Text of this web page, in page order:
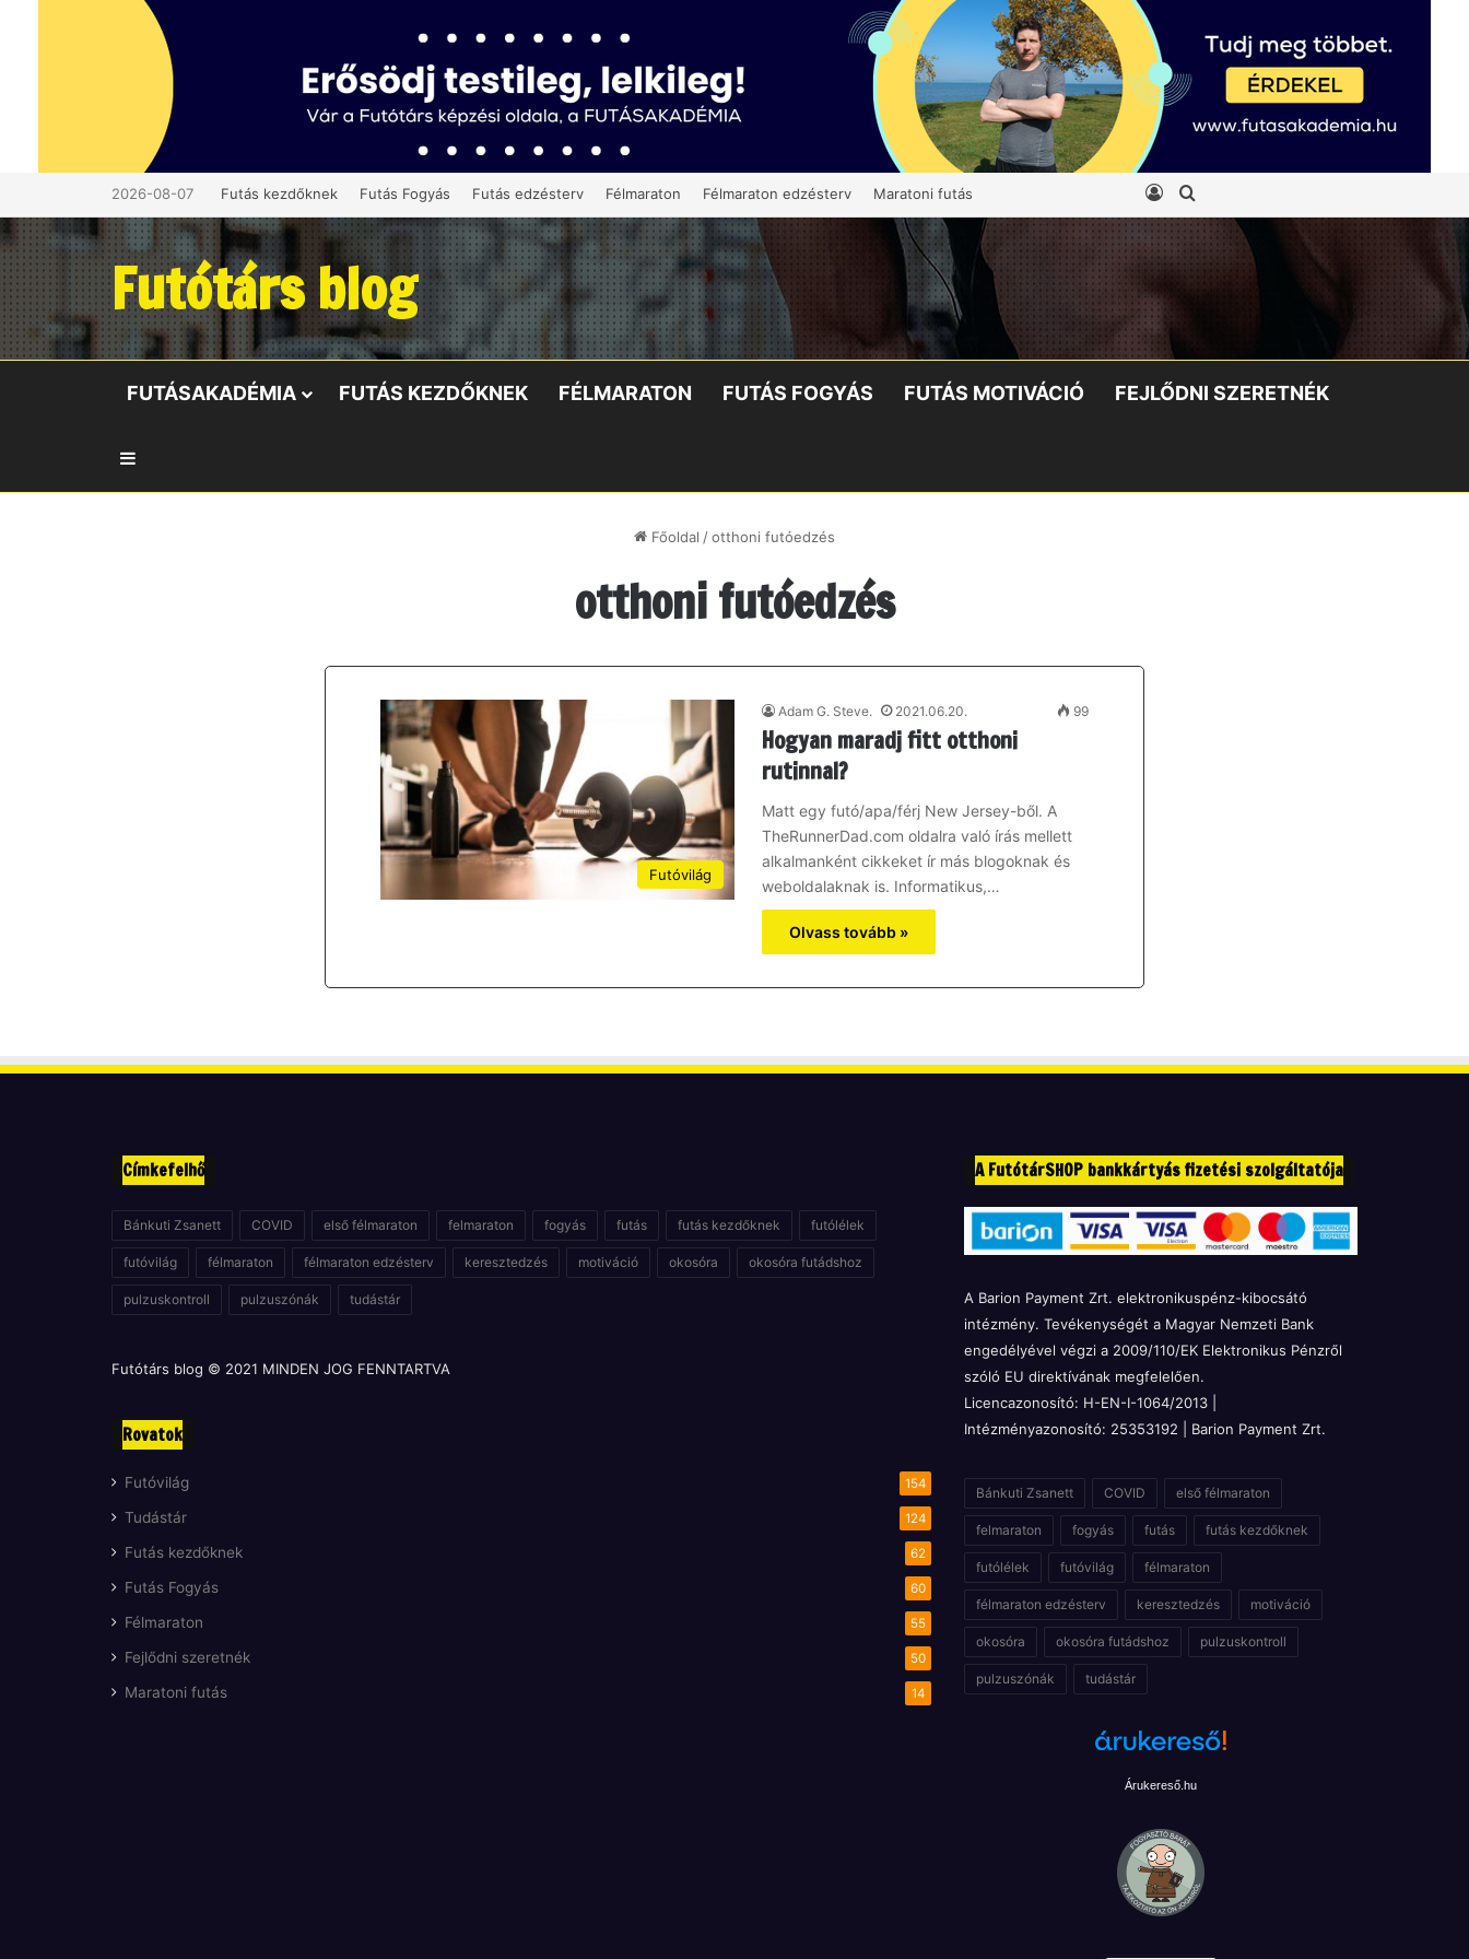
2026-08-07 Futás kezdőknek Futás Fogyás Futás edzésterv Félmaraton Félmaraton edzésterv Maratoni futás BelépésKeresés:
Futótárs blog
FUTÁSAKADÉMIA FUTÁS KEZDŐKNEK FÉLMARATON FUTÁS FOGYÁS FUTÁS MOTIVÁCIÓ FEJLŐDNI SZERETNÉK
Főoldal /otthoni futóedzés
otthoni futóedzés
Futóvilág
Adam G. Steve. 2021.06.20. 99
Hogyan maradj fitt otthoni
rutinnal?
Matt egy futó/apa/férj New Jersey-ből. A
TheRunnerDad.com oldalra való írás mellett
alkalmanként cikkeket ír más blogoknak és
weboldalaknak is. Informatikus,…
Olvass tovább »
Címkefelhő
Bánkuti Zsanett COVID első félmaraton felmaraton fogyás futás futás kezdőknek futólélek
futóvilág félmaraton félmaraton edzésterv keresztedzés motiváció okosóra okosóra futádshoz
pulzuskontroll pulzuszónák tudástár
Futótárs blog © 2021 MINDEN JOG FENNTARTVA
Rovatok
Futóvilág 154
Tudástár 124
Futás kezdőknek 62
Futás Fogyás 60
Félmaraton 55
Fejlődni szeretnék 50
Maratoni futás 14
A FutótárSHOP bankkártyás fizetési szolgáltatója
A Barion Payment Zrt. elektronikuspénz-kibocsátó
intézmény. Tevékenységét a Magyar Nemzeti Bank
engedélyével végzi a 2009/110/EK Elektronikus Pénzről
szóló EU direktívának megfelelően.
Licencazonosító: H-EN-I-1064/2013 |
Intézményazonosító: 25353192 | Barion Payment Zrt.
Bánkuti Zsanett COVID első félmaraton
felmaraton fogyás futás futás kezdőknek
futólélek futóvilág félmaraton
félmaraton edzésterv keresztedzés motiváció
okosóra okosóra futádshoz pulzuskontroll
pulzuszónák tudástár
Árukereső.hu